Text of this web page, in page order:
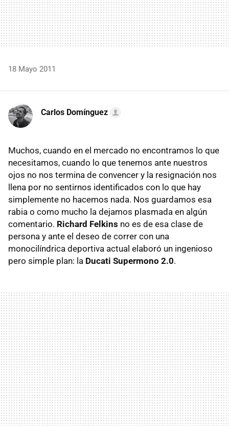
18 Mayo 2011
Carlos Domínguez
Muchos, cuando en el mercado no encontramos lo que
necesitamos, cuando lo que tenemos ante nuestros
ojos no nos termina de convencer y la resignación nos
llena por no sentirnos identificados con lo que hay
simplemente no hacemos nada. Nos guardamos esa
rabia o como mucho la dejamos plasmada en algún
comentario. Richard Felkins no es de esa clase de
persona y ante el deseo de correr con una
monocilíndrica deportiva actual elaboró un ingenioso
pero simple plan: la Ducati Supermono 2.0.